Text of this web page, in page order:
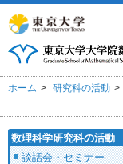
ホーム 研究科の活動
数理科学研究科の活動
談話会・セミナー